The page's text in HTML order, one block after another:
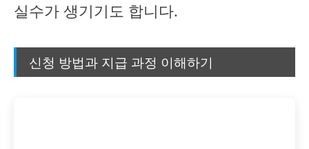
실수가 생기기도 합니다.
신청 방법과 지급 과정 이해하기